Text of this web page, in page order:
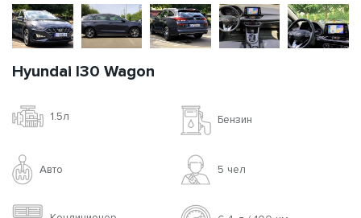
Hyundai I30 Wagon
1.5л Бензин
Авто 5 чел